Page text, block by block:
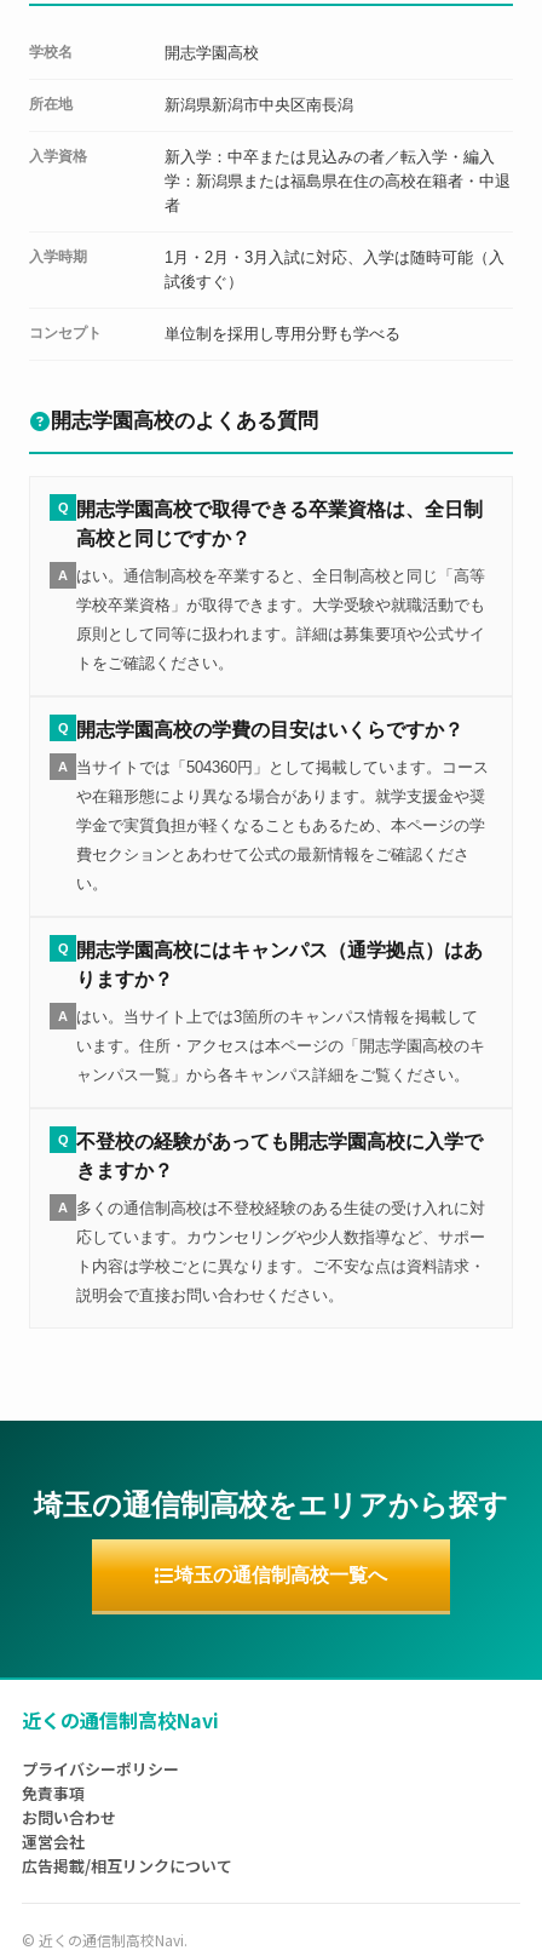
学校名 開志学園高校
所在地 新潟県新潟市中央区南長潟
入学資格
新入学：中卒または見込みの者／転入学・編入
学：新潟県または福島県在住の高校在籍者・中退
者
入学時期
1月・2月・3月入試に対応、入学は随時可能（入
試後すぐ）
コンセプト 単位制を採用し専用分野も学べる
開志学園高校のよくある質問
Q
開志学園高校で取得できる卒業資格は、全日制
高校と同じですか？
A
はい。通信制高校を卒業すると、全日制高校と同じ「高等
学校卒業資格」が取得できます。大学受験や就職活動でも
原則として同等に扱われます。詳細は募集要項や公式サイ
トをご確認ください。
Q 開志学園高校の学費の目安はいくらですか？
A
当サイトでは「504360円」として掲載しています。コース
や在籍形態により異なる場合があります。就学支援金や奨
学金で実質負担が軽くなることもあるため、本ページの学
費セクションとあわせて公式の最新情報をご確認くださ
い。
Q
開志学園高校にはキャンパス（通学拠点）はあ
りますか？
A
はい。当サイト上では3箇所のキャンパス情報を掲載して
います。住所・アクセスは本ページの「開志学園高校のキ
ャンパス一覧」から各キャンパス詳細をご覧ください。
Q 不登校の経験があっても開志学園高校に入学で
きますか？
A
多くの通信制高校は不登校経験のある生徒の受け入れに対
応しています。カウンセリングや少人数指導など、サポー
ト内容は学校ごとに異なります。ご不安な点は資料請求・
説明会で直接お問い合わせください。
埼玉の通信制高校をエリアから探す
埼玉の通信制高校一覧へ
近くの通信制高校Navi
プライバシーポリシー
免責事項
お問い合わせ
運営会社
広告掲載/相互リンクについて
© 近くの通信制高校Navi.